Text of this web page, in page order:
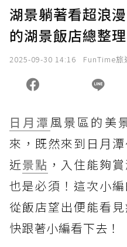
湖景躺著看超浪
的湖景飯店總整理
2025-09-30 14:16 FunTime旅
日月潭 風景區的美
來，既然來到日月
近景點 ，入住能夠
也是必須！這次小
從飯店望出便能看
快跟著小編看下去！